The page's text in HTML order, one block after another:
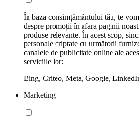
În baza consimțământului tău, te
despre promoții în afara paginii
produse relevante. În acest scop,
personale criptate cu următorii
canalele de publicitate online ale
serviciile lor:
Bing, Criteo, Meta, Google,
Marketing